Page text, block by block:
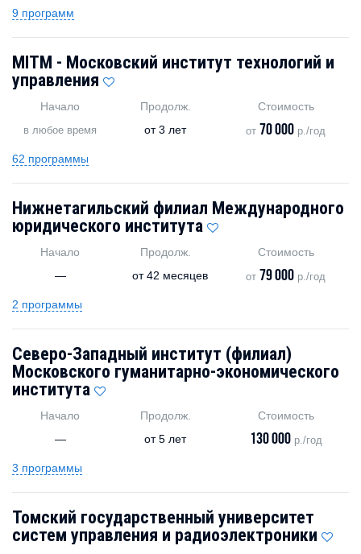
9 программ
MITM - Московский институт технологий и
управления
Начало
в любое время
Продолж.
от3 лет
Стоимость
от 70 000 р./год
62 программы
Нижнетагильский филиал Международного
юридического института
Начало
—
Продолж.
от42 месяцев
Стоимость
от 79 000 р./год
2 программы
Северо-Западный институт (филиал)
Московского гуманитарно-экономического
института
Начало
—
Продолж.
от5 лет
Стоимость
130 000р./год
3 программы
Томский государственный университет
систем управления и радиоэлектроники